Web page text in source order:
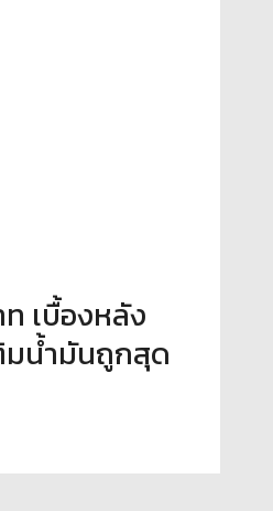
เบื้องหลัง
มน้ำมันถูกสุด